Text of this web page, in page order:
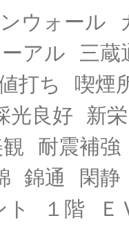
ウォール
アル
三蔵
打ち
喫煙
光良好
新栄
耐震補強
錦通
閑静
１階 Ｅ